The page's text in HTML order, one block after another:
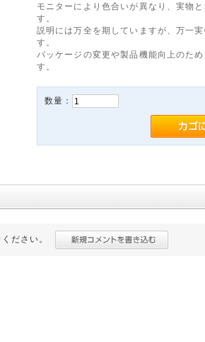
モニターにより色合いが異なり、実物
す。
説明には万全を期していますが、万一
す。
パッケージの変更や製品機能向上のた
す。
数量：
ださい。